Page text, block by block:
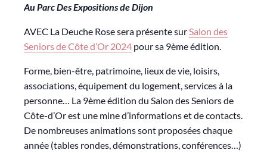
Au Parc Des Expositions de Dijon
AVEC La Deuche Rose sera présente surSalon des
Seniors de Côte d’Or 2024 pour sa 9ème édition.
Forme, bien-être, patrimoine, lieux de vie, loisirs,
associations, équipement du logement, services à la
personne… La 9ème édition du Salon des Seniors de
Côte-d’Or est une mine d’informations et de contacts.
De nombreuses animations sont proposées chaque
année (tables rondes, démonstrations, conférences…)